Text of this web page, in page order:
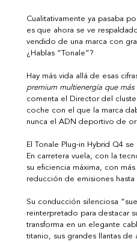
Cualitativamente ya pasaba
es que ahora se ve
vendido de una marca con
¿Hablas “Tonale”?
Hay más vida allá de esas
premium multienergía que
comenta el Director del
coche con el que la marca
nunca el ADN deportivo de
El Tonale Plug-in Hybrid Q4
En carretera vuela, con la
su eficiencia máxima, con
reducción de emisiones
Su conducción silenciosa
reinterpretado para destacar
transforma en un elegante
titanio, sus grandes llantas